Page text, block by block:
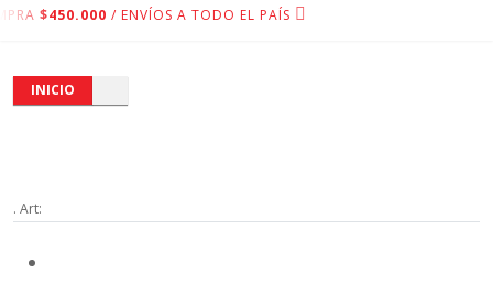
$450.000 / ENVÍOS A TODO EL PAÍS
INICIO
. Art: